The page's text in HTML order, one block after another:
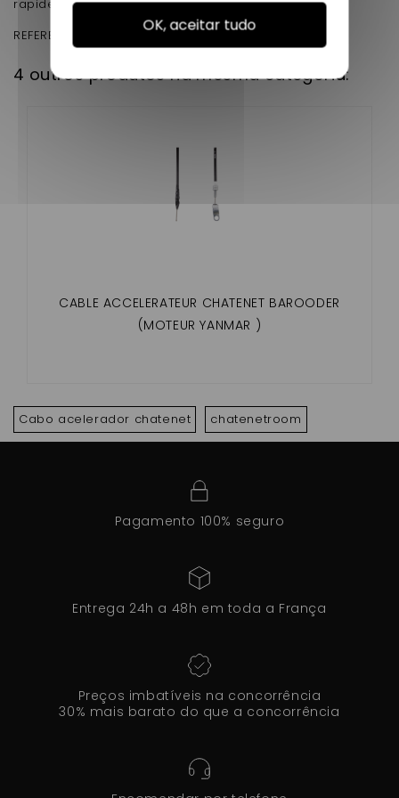
rapidement
REFERENCE D'ORIGINE :01.26.140
4 outros produtos na mesma categoria:
CABLE ACCELERATEUR CHATENET BAROODER
(MOTEUR YANMAR )
Cabo acelerador chatenet chatenetroom
Pagamento 100% seguro
Entrega 24h a 48h em toda a França
Preços imbatíveis na concorrência
30% mais barato do que a concorrência
OK, aceitar tudo